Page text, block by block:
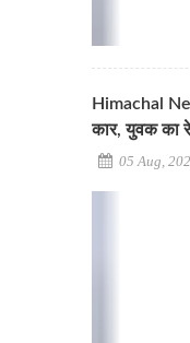
Himachal
कार, युवक का
05 Aug,